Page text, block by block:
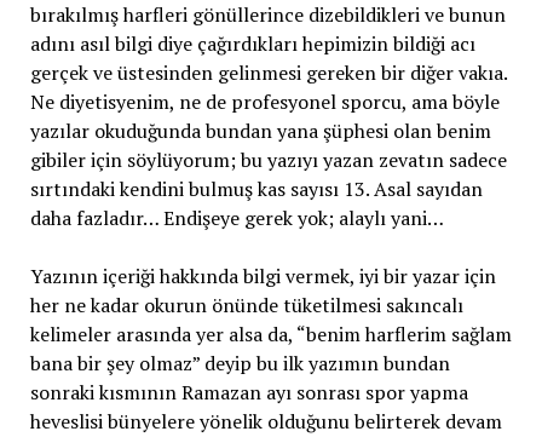
bırakılmış harfleri gönüllerince dizebildikleri ve bunun
adını asıl bilgi diye çağırdıkları hepimizin bildiği acı
gerçek ve üstesinden gelinmesi gereken bir diğer vakıa.
Ne diyetisyenim, ne de profesyonel sporcu, ama böyle
yazılar okuduğunda bundan yana şüphesi olan benim
gibiler için söylüyorum; bu yazıyı yazan zevatın sadece
sırtındaki kendini bulmuş kas sayısı 13. Asal sayıdan
daha fazladır… Endişeye gerek yok; alaylı yani…
Yazının içeriği hakkında bilgi vermek, iyi bir yazar için
her ne kadar okurun önünde tüketilmesi sakıncalı
kelimeler arasında yer alsa da, “benim harflerim sağlam
bana bir şey olmaz” deyip bu ilk yazımın bundan
sonraki kısmının Ramazan ayı sonrası spor yapma
heveslisi bünyelere yönelik olduğunu belirterek devam